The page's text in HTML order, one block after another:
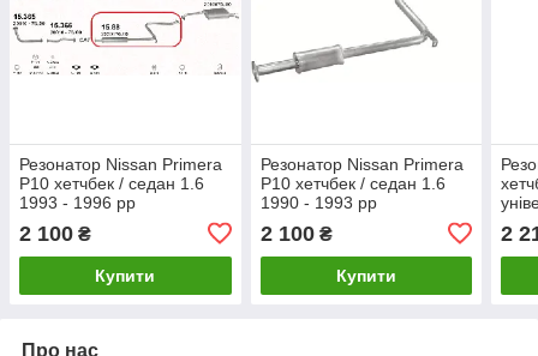
Резонатор Nissan Primera
P10 хетчбек / седан 1.6
1993 - 1996 рр
2 100 ₴
Купити
Резонатор Nissan Primera
P10 хетчбек / седан 1.6
1990 - 1993 рр
2 100₴
Купити
2
Про нас